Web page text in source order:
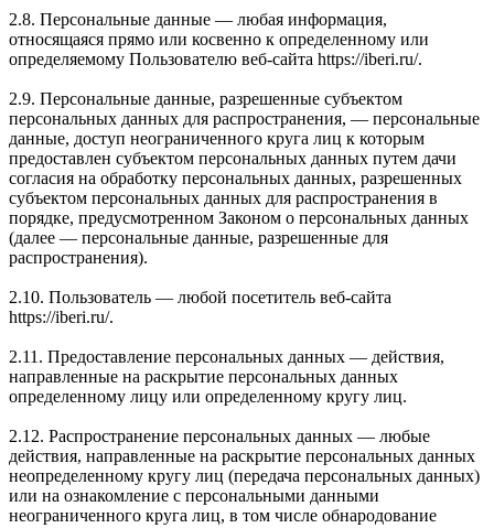
2.8. Персональные данные — любая информация,
относящаяся прямо или косвенно к определенному или
определяемому Пользователю веб-сайта https://iberi.ru/.
2.9. Персональные данные, разрешенные субъектом
персональных данных для распространения, — персональные
данные, доступ неограниченного круга лиц к которым
предоставлен субъектом персональных данных путем дачи
согласия на обработку персональных данных, разрешенных
субъектом персональных данных для распространения в
порядке, предусмотренном Законом о персональных данных
(далее — персональные данные, разрешенные для
распространения).
2.10. Пользователь — любой посетитель веб-сайта
https://iberi.ru/.
2.11. Предоставление персональных данных — действия,
направленные на раскрытие персональных данных
определенному лицу или определенному кругу лиц.
2.12. Распространение персональных данных — любые
действия, направленные на раскрытие персональных данных
неопределенному кругу лиц (передача персональных данных)
или на ознакомление с персональными данными
неограниченного круга лиц, в том числе обнародование